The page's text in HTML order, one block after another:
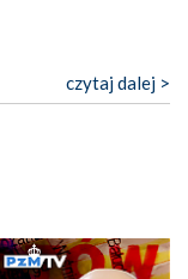
czytaj dalej >